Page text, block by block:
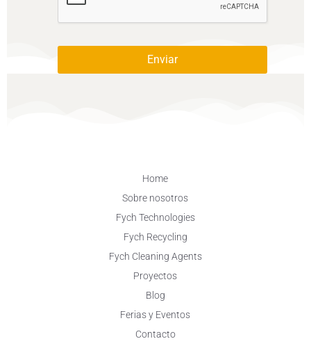
Enviar
Home
Sobre nosotros
Fych Technologies
Fych Recycling
Fych Cleaning Agents
Proyectos
Blog
Ferias y Eventos
Contacto